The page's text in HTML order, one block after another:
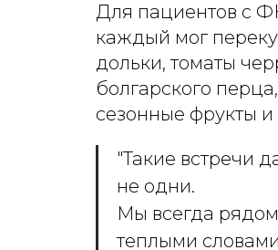
Для пациентов с
каждый мог
дольки, томаты
болгарского
сезонные фрукты
"Такие встречи
не одни.
Мы всегда
теплыми